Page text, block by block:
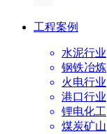
工程案例
水泥行业
钢铁冶炼
火电行业
港口行业
锂电化工
煤炭矿山